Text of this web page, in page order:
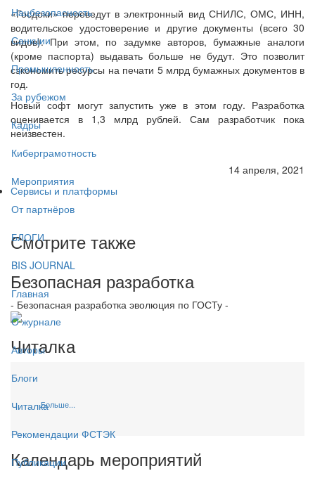
Нацбезопасность
Санкции
Промышленность
За рубежом
Кадры
Киберграмотность
Мероприятия
От партнёров
БЛОГИ
BIS JOURNAL
Главная
О журнале
Авторы
Блоги
Читалка
Рекомендации ФСТЭК
Публикации
«Госдоки» переведут в электронный вид СНИЛС, ОМС, ИНН,
водительское удостоверение и другие документы (всего 30
видов). При этом, по задумке авторов, бумажные аналоги
(кроме паспорта) выдавать больше не будут. Это позволит
сэкономить ресурсы на печати 5 млрд бумажных документов в
год.
Новый софт могут запустить уже в этом году. Разработка
оценивается в 1,3 млрд рублей. Сам разработчик пока
неизвестен.
14 апреля, 2021
Сервисы и платформы
Смотрите также
Безопасная разработка
- Безопасная разработка эволюция по ГОСТу -
Читалка
Больше...
Календарь мероприятий